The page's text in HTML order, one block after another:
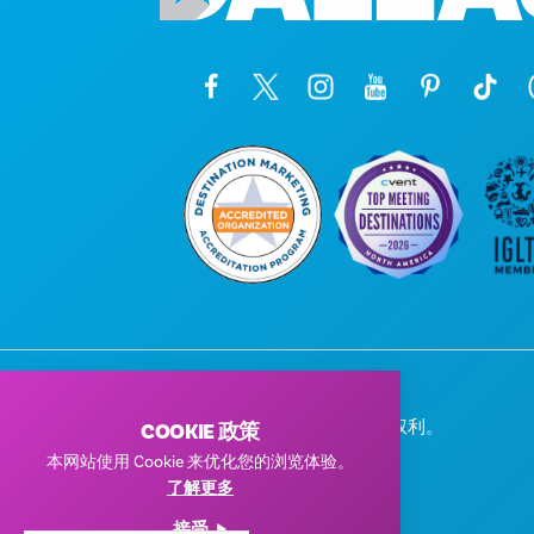
© 2026 Visit Dallas。保留所有权利。
隐私政策 使用条款
COOKIE 政策
本网站使用 Cookie 来优化您的浏览体验。
了解更多